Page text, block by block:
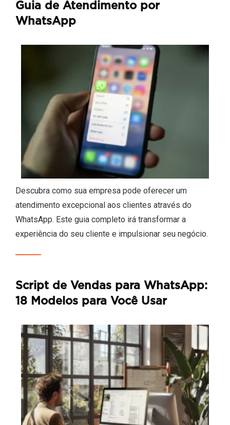
Guia de Atendimento por
WhatsApp
Descubra como sua empresa pode oferecer um
atendimento excepcional aos clientes através do
WhatsApp. Este guia completo irá transformar a
experiência do seu cliente e impulsionar seu negócio.
Script de Vendas para WhatsApp:
18 Modelos para Você Usar